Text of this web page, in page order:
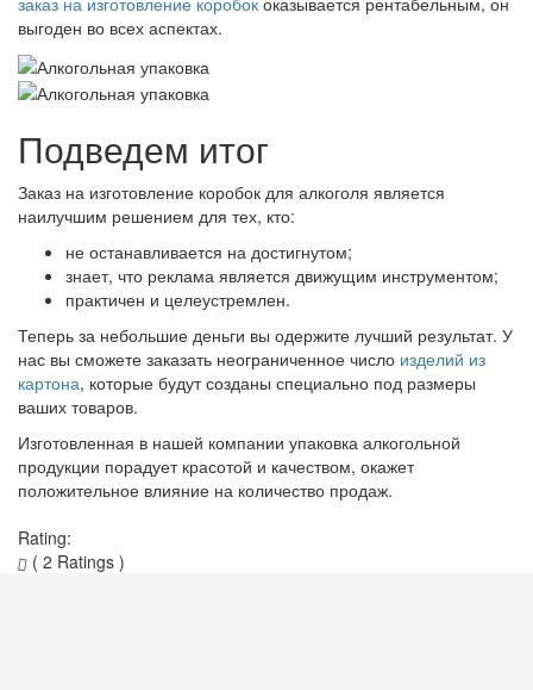
выгоден во всех аспектах.
Подведем итог
Заказ на изготовление коробок для алкоголя является
наилучшим решением для тех, кто:
не останавливается на достигнутом;
знает, что реклама является движущим инструментом;
практичен и целеустремлен.
Теперь за небольшие деньги вы одержите лучший результат. У
нас вы сможете заказать неограниченное число изделий из
картона, которые будут созданы специально под размеры
ваших товаров.
Изготовленная в нашей компании упаковка алкогольной
продукции порадует красотой и качеством, окажет
положительное влияние на количество продаж.
Rating:
( 2 Ratings )